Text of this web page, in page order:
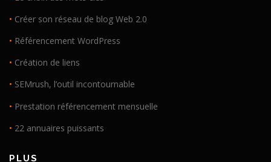
• Créer son réseau de blog Web 2.0
• Référencement WordPress
• Création de liens
• SEMrush, l’outil incontournable
• Prestation référencement mensuelle
• 22 annuaires puissants
PLUS